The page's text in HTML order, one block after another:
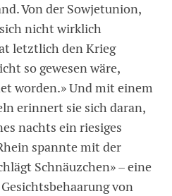
Von der Sowjetunion,
nicht wirklich
letztlich den Krieg
so gewesen wäre,
worden.» Und mit einem
erinnert sie sich daran,
nachts ein riesiges
spannte mit der
Schnäuzchen» – eine
von